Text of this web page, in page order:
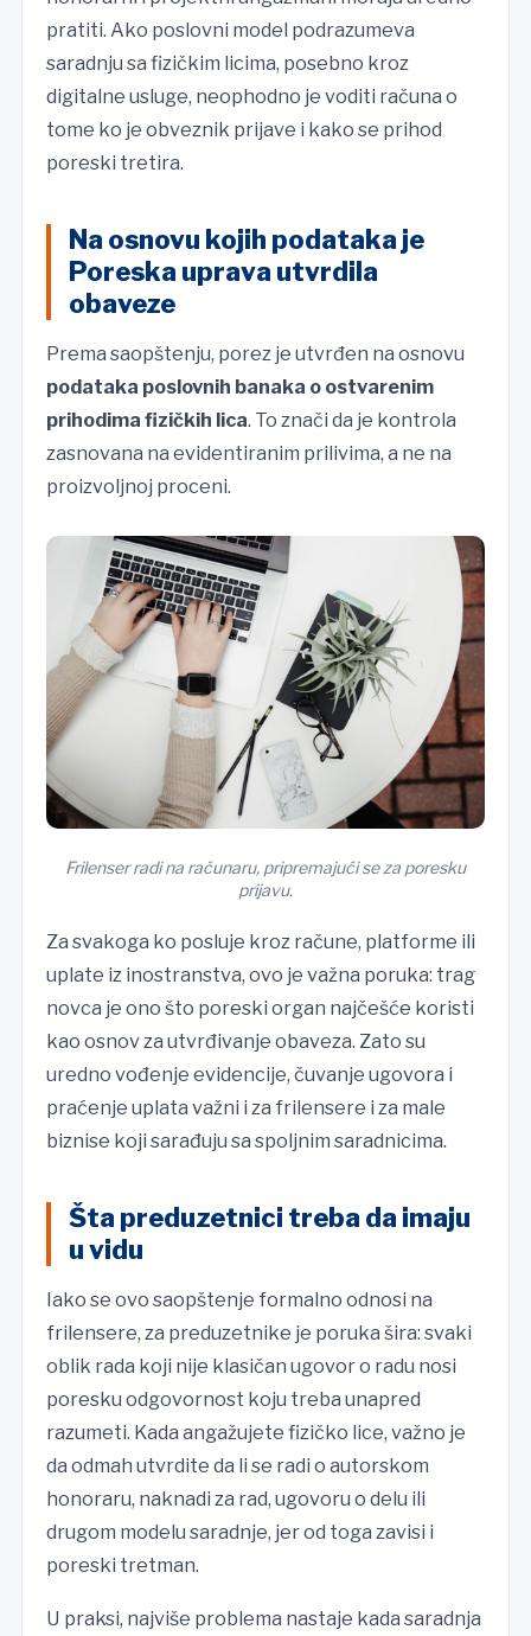
pratiti. Ako poslovni model podrazumeva
saradnju sa fizičkim licima, posebno kroz
digitalne usluge, neophodno je voditi računa o
tome ko je obveznik prijave i kako se prihod
poreski tretira.
Na osnovu kojih podataka je
Poreska uprava utvrdila
obaveze
Prema saopštenju, porez je utvrđen na osnovu
podataka poslovnih banaka o ostvarenim
prihodima fizičkih lica. To znači da je kontrola
zasnovana na evidentiranim prilivima, a ne na
proizvoljnoj proceni.
Frilenser radi na računaru, pripremajući se za poresku
prijavu.
Za svakoga ko posluje kroz račune, platforme ili
uplate iz inostranstva, ovo je važna poruka: trag
novca je ono što poreski organ najčešće koristi
kao osnov za utvrđivanje obaveza. Zato su
uredno vođenje evidencije, čuvanje ugovora i
praćenje uplata važni i za frilensere i za male
biznise koji sarađuju sa spoljnim saradnicima.
Šta preduzetnici treba da imaju
u vidu
Iako se ovo saopštenje formalno odnosi na
frilensere, za preduzetnike je poruka šira: svaki
oblik rada koji nije klasičan ugovor o radu nosi
poresku odgovornost koju treba unapred
razumeti. Kada angažujete fizičko lice, važno je
da odmah utvrdite da li se radi o autorskom
honoraru, naknadi za rad, ugovoru o delu ili
drugom modelu saradnje, jer od toga zavisi i
poreski tretman.
U praksi, najviše problema nastaje kada saradnja